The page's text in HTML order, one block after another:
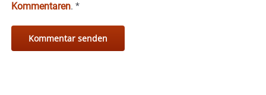
Kommentaren. *